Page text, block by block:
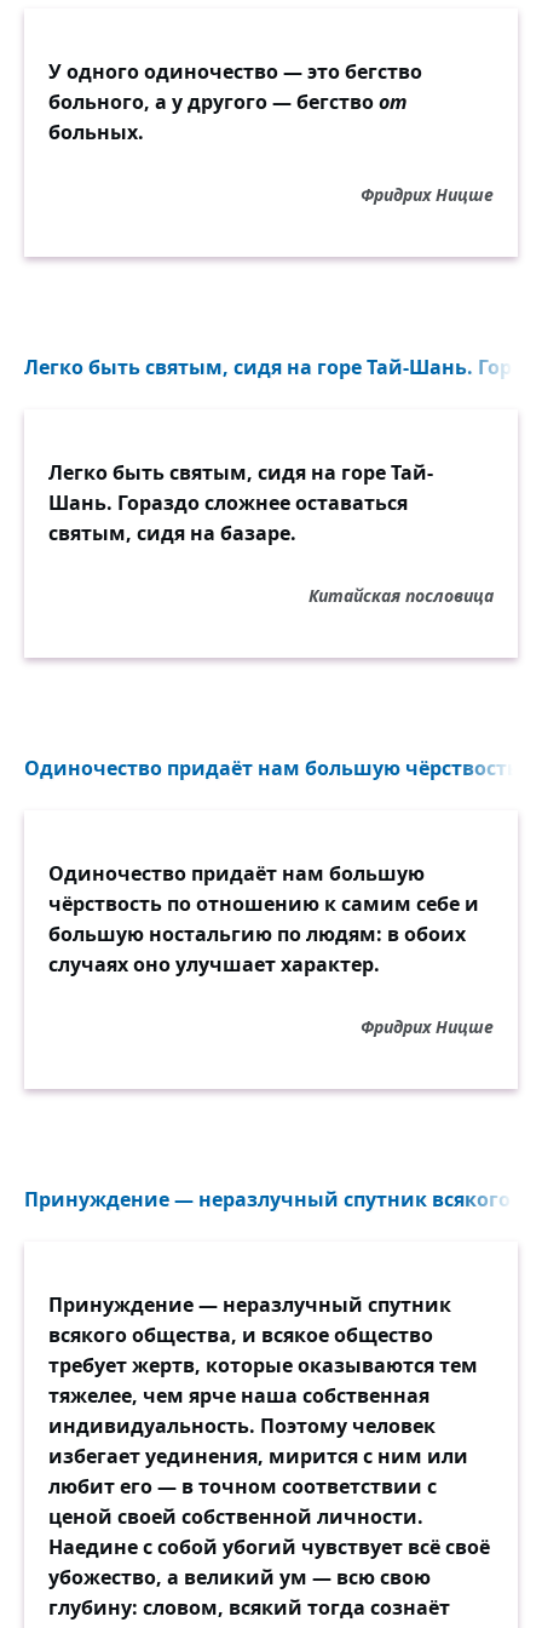
Сколько раз меня било тупое зло,
Сколько раз я до зверской тоски терзался,
Ах, как мне на жестокую боль везло!
Ложь, обиды, любые земные муки
Люди! Милые! Дайте мне ваши руки
Пусть огонь их в едином пучке лучится,
Словно перья прекрасной, как мир, жар-
птицы,
И, разбив одиночество, как темницу,
У одного одиночество — это бегство
больного, а у другого — бегствоот
больных.
Фридрих Ницше
Легко быть святым, сидя на горе Тай-Шань.
Легко быть святым, сидя на горе Тай-
Шань. Гораздо сложнее оставаться
святым, сидя на базаре.
Китайская пословица
Одиночество придаёт нам большую чёрствость...
Одиночество придаёт нам большую
чёрствость по отношению к самим себе и
большую ностальгию по людям: в обоих
случаях оно улучшает характер.
Фридрих Ницше
Принуждение — неразлучный спутник всякого
Принуждение — неразлучный спутник
всякого общества, и всякое общество
требует жертв, которые оказываются тем
тяжелее, чем ярче наша собственная
индивидуальность. Поэтому человек
избегает уединения, мирится с ним или
любит его — в точном соответствии с
ценой своей собственной личности.
Наедине с собой убогий чувствует всё своё
убожество, а великий ум — всю свою
глубину: словом, всякий тогда сознаёт